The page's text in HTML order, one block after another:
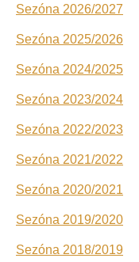
Sezóna 2026/2027
Sezóna 2025/2026
Sezóna 2024/2025
Sezóna 2023/2024
Sezóna 2022/2023
Sezóna 2021/2022
Sezóna 2020/2021
Sezóna 2019/2020
Sezóna 2018/2019